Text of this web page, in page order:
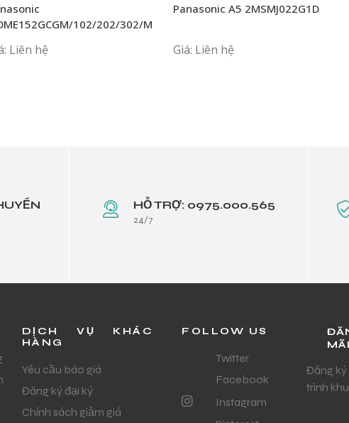
102/202/302/MHME/HM/402/MSME
Liên hệ
Panasonic A5 2MSMJ022G1D
Giá: Liên hệ
HỖ TRỢ: 0975.000.565
24/7
DỊCH VỤ KHÁC
HÀNG
Yêu cầu báo giá
Đăng ký đại ký
Chính sách giảm giá
FOLLOW US
Twitter
Facebook
Instagram
MÃI
Đăng
trình